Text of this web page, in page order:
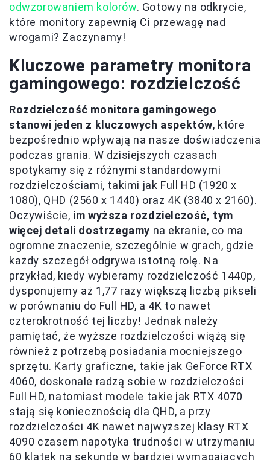
odwzorowaniem kolorów. Gotowy na odkrycie,
które monitory zapewnią Ci przewagę nad
wrogami? Zaczynamy!
Kluczowe parametry monitora
gamingowego: rozdzielczość
Rozdzielczość monitora gamingowego
stanowi jeden z kluczowych aspektów, które
bezpośrednio wpływają na nasze doświadczenia
podczas grania. W dzisiejszych czasach
spotykamy się z różnymi standardowymi
rozdzielczościami, takimi jak Full HD (1920 x
1080), QHD (2560 x 1440) oraz 4K (3840 x 2160).
Oczywiście, im wyższa rozdzielczość, tym
więcej detali dostrzegamy na ekranie, co ma
ogromne znaczenie, szczególnie w grach, gdzie
każdy szczegół odgrywa istotną rolę. Na
przykład, kiedy wybieramy rozdzielczość 1440p,
dysponujemy aż 1,77 razy większą liczbą pikseli
w porównaniu do Full HD, a 4K to nawet
czterokrotność tej liczby! Jednak należy
pamiętać, że wyższe rozdzielczości wiążą się
również z potrzebą posiadania mocniejszego
sprzętu. Karty graficzne, takie jak GeForce RTX
4060, doskonale radzą sobie w rozdzielczości
Full HD, natomiast modele takie jak RTX 4070
stają się koniecznością dla QHD, a przy
rozdzielczości 4K nawet najwyższej klasy RTX
4090 czasem napotyka trudności w utrzymaniu
60 klatek na sekundę w bardziej wymagających